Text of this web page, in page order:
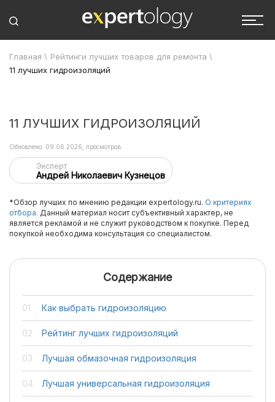
Главная \ Рейтинги лучших товаров для ремонта \
11 лучших гидроизоляций
11 ЛУЧШИХ ГИДРОИЗОЛЯЦИЙ
Эксперт
Андрей Николаевич Кузнецов
Обновлено: 09.06.2026, просмотров:
*Обзор лучших по мнению редакции expertology.ru. О критериях
отбора. Данный материал носит субъективный характер, не
является рекламой и не служит руководством к покупке. Перед
покупкой необходима консультация со специалистом.
Содержание
Как выбрать гидроизоляцию
Рейтинг лучших гидроизоляций
Лучшая обмазочная гидроизоляция
Лучшая универсальная гидроизоляция